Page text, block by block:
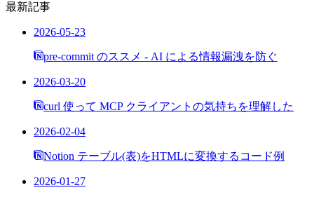
最新記事
2026-05-23
pre-commit のススメ - AI による情報漏洩を防ぐ
2026-03-20
curl 使って MCP クライアントの気持ちを理解した
2026-02-04
Notion テーブル(表)をHTMLに変換するコード例
2026-01-27